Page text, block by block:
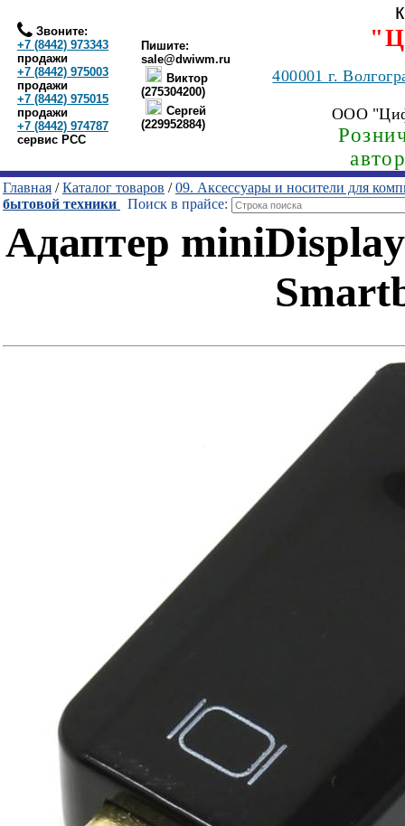
Звоните:
+7 (8442) 973343
продажи
+7 (8442) 975003
продажи
+7 (8442) 975015
продажи
+7 (8442) 974787
сервис РСС
Пишите:
sale@dwiwm.ru
Виктор
(275304200)
Сергей
(229952884)
400001г.
ООО
Главная /Каталог товаров /09. Аксессуары и носители для
бытовой техники
Поиск в прайсе:
Адаптер